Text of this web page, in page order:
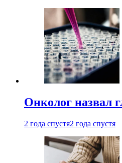
Онколог назвал
2 года спустя2 года спустя